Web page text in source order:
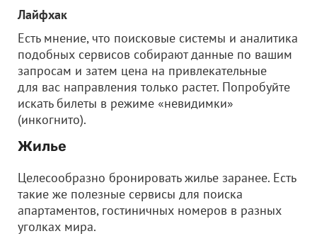
Лайфхак
Есть мнение, что поисковые системы и аналитика
подобных сервисов собирают данные по вашим
запросам и затем цена на привлекательные
для вас направления только растет. Попробуйте
искать билеты в режиме «невидимки»
(инкогнито).
Жилье
Целесообразно бронировать жилье заранее. Есть
такие же полезные сервисы для поиска
апартаментов, гостиничных номеров в разных
уголках мира.